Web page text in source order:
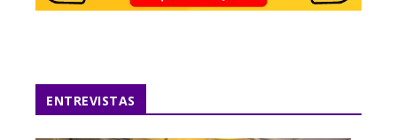
ENTREVISTAS